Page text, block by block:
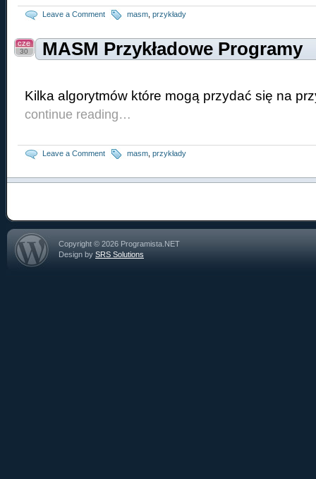
Leave a Comment masm przykłady
MASM Przykładowe Programy
cze
30
Kilka algorytmów które mogą przydać się na
continue reading…
Leave a Comment masm przykłady
Copyright © 2026 Programista.NET
Design by SRS Solutions